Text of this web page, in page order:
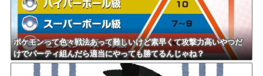
ポケモンって色々戦法あって難しいけど素早くて攻撃力高いやつだ
けでパーティ組んだら適当にやっても勝てるんじゃね？